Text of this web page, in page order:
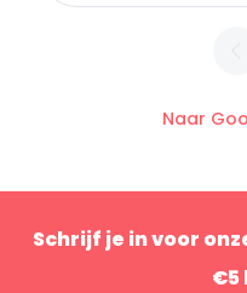
Naar
Schrijf je in voor
€5